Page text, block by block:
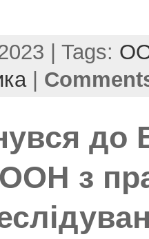
| Tags:
|
до
ООН з